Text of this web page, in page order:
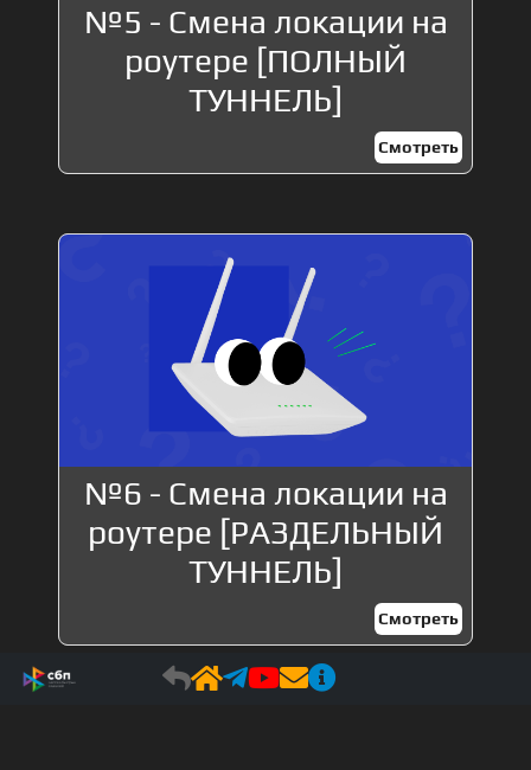
№5 - Смена локации на
роутере [ПОЛНЫЙ
ТУННЕЛЬ]
Смотреть
№6 - Смена локации на
роутере [РАЗДЕЛЬНЫЙ
ТУННЕЛЬ]
Смотреть